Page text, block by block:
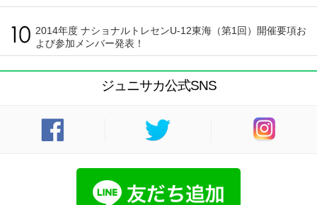
2014年度 ナショナルトレセンU-12東海（第1回）開催要項お
よび参加メンバー発表！
ジュニサカ公式SNS